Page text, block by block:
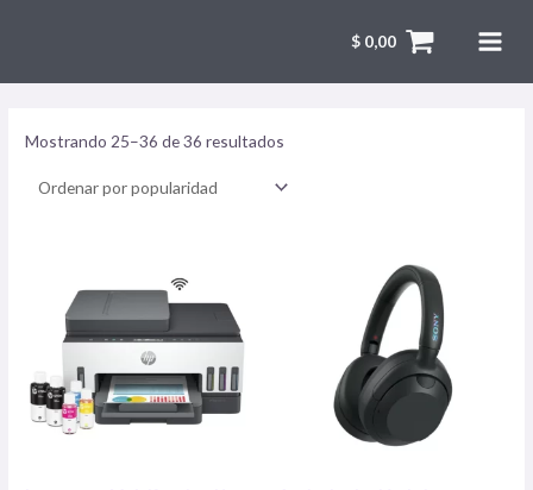
$ 0,00
Mostrando 25–36 de 36 resultados